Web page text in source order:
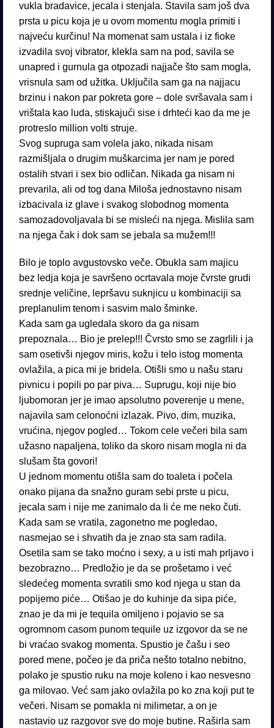
vukla bradavice, jecala i stenjala. Stavila sam još dva
prsta u picu koja je u ovom momentu mogla primiti i
najveću kurčinu! Na momenat sam ustala i iz fioke
izvadila svoj vibrator, klekla sam na pod, savila se
unapred i gurnula ga otpozadi najjače što sam mogla,
vrisnula sam od užitka. Uključila sam ga na najjacu
brzinu i nakon par pokreta gore – dole svršavala sam i
vrištala kao luda, stiskajući sise i drhteći kao da me je
protreslo million volti struje.
Svog supruga sam volela jako, nikada nisam
razmišljala o drugim muškarcima jer nam je pored
ostalih stvari i sex bio odličan. Nikada ga nisam ni
prevarila, ali od tog dana Miloša jednostavno nisam
izbacivala iz glave i svakog slobodnog momenta
samozadovoljavala bi se misleći na njega. Mislila sam
na njega čak i dok sam se jebala sa mužem!!!
Bilo je toplo avgustovsko veče. Obukla sam majicu
bez ledja koja je savršeno ocrtavala moje čvrste grudi
srednje veličine, lepršavu suknjicu u kombinaciji sa
preplanulim tenom i sasvim malo šminke.
Kada sam ga ugledala skoro da ga nisam
prepoznala… Bio je prelep!!! Čvrsto smo se zagrlili i ja
sam osetivši njegov miris, kožu i telo istog momenta
ovlažila, a pica mi je bridela. Otišli smo u našu staru
pivnicu i popili po par piva… Suprugu, koji nije bio
ljubomoran jer je imao apsolutno poverenje u mene,
najavila sam celonoćni izlazak. Pivo, dim, muzika,
vrućina, njegov pogled… Tokom cele večeri bila sam
užasno napaljena, toliko da skoro nisam mogla ni da
slušam šta govori!
U jednom momentu otišla sam do toaleta i počela
onako pijana da snažno guram sebi prste u picu,
jecala sam i nije me zanimalo da li će me neko čuti.
Kada sam se vratila, zagonetno me pogledao,
nasmejao se i shvatih da je znao sta sam radila.
Osetila sam se tako moćno i sexy, a u isti mah prljavo i
bezobrazno… Predložio je da se prošetamo i već
sledećeg momenta svratili smo kod njega u stan da
popijemo piće… Otišao je do kuhinje da sipa piće,
znao je da mi je tequila omiljeno i pojavio se sa
ogromnom casom punom tequile uz izgovor da se ne
bi vraćao svakog momenta. Spustio je čašu i seo
pored mene, počeo je da priča nešto totalno nebitno,
polako je spustio ruku na moje koleno i kao nesvesno
ga milovao. Već sam jako ovlažila po ko zna koji put te
večeri. Nisam se pomakla ni milimetar, a on je
nastavio uz razgovor sve do moje butine. Raširla sam